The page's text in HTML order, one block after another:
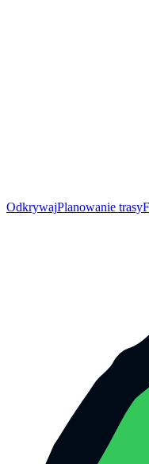
OdkrywajPlanowanie trasy